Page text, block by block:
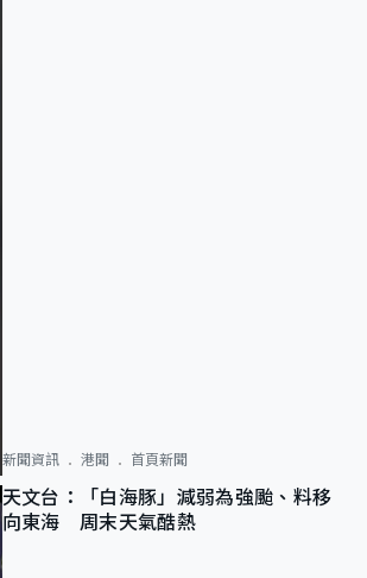
新聞資訊 港聞 首頁新聞
天文台：「白海豚」減弱為強颱、料移
向東海 周末天氣酷熱